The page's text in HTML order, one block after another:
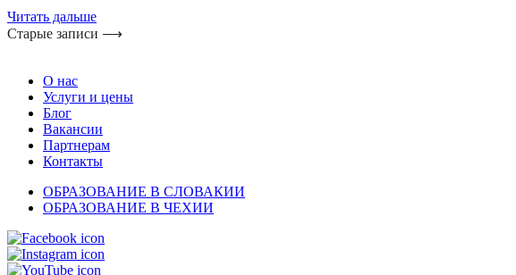
Читать дальше
Старые записи ⟶
О нас
Услуги и цены
Блог
Вакансии
Партнерам
Контакты
ОБРАЗОВАНИЕ В СЛОВАКИИ
ОБРАЗОВАНИЕ В ЧЕХИИ